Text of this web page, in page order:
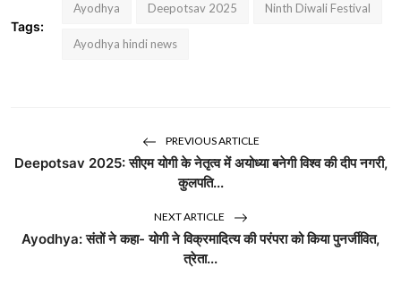
Tags:
Ayodhya Deepotsav 2025 Ninth Diwali Festival
Ayodhya hindi news
PREVIOUS ARTICLE
Deepotsav 2025: सीएम योगी के नेतृत्व में अयोध्या बनेगी विश्व की दीप नगरी,
कुलपति...
NEXT ARTICLE
Ayodhya: संतों ने कहा- योगी ने विक्रमादित्य की परंपरा को किया पुनर्जीवित,
त्रेता...